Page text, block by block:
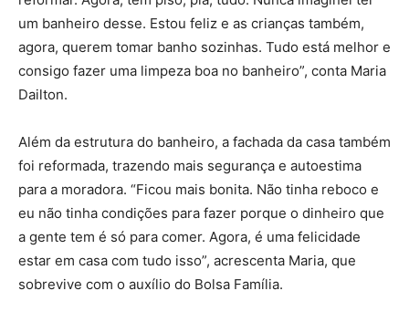
um banheiro desse. Estou feliz e as crianças também,
agora, querem tomar banho sozinhas. Tudo está melhor e
consigo fazer uma limpeza boa no banheiro”, conta Maria
Dailton.
Além da estrutura do banheiro, a fachada da casa também
foi reformada, trazendo mais segurança e autoestima
para a moradora. “Ficou mais bonita. Não tinha reboco e
eu não tinha condições para fazer porque o dinheiro que
a gente tem é só para comer. Agora, é uma felicidade
estar em casa com tudo isso”, acrescenta Maria, que
sobrevive com o auxílio do Bolsa Família.